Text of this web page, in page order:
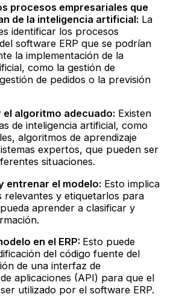
procesos empresariales que
de la inteligencia artificial: La
identificar los procesos
software ERP que se podrían
la implementación de la
como la gestión de
de pedidos o la previsión
el algoritmo adecuado: Existen
de inteligencia artificial, como
algoritmos de aprendizaje
expertos, que pueden ser
situaciones.
entrenar el modelo: Esto implica
relevantes y etiquetarlos para
aprender a clasificar y
en el ERP: Esto puede
del código fuente del
de una interfaz de
aplicaciones (API) para que el
utilizado por el software ERP.